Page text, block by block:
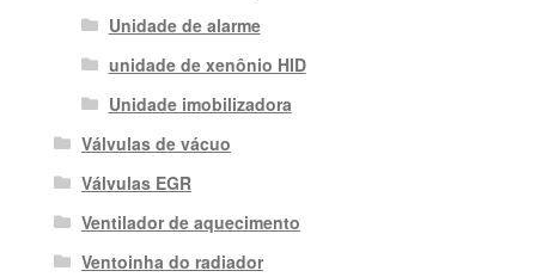
Unidade de alarme
unidade de xenônio HID
Unidade imobilizadora
Válvulas de vácuo
Válvulas EGR
Ventilador de aquecimento
Ventoinha do radiador